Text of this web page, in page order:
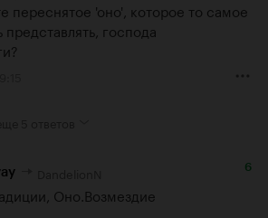
переснятое 'оно', которое то самое
представлять, господа
6
Оно.Возмездие